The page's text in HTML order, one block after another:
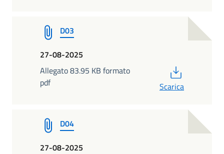
D03
27-08-2025
Allegato 83.95 KB formato
pdf
Scarica
D04
27-08-2025